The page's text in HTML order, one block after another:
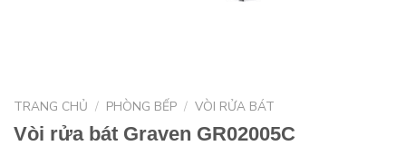
TRANG CHỦ / PHÒNG BẾP / VÒI RỬA BÁT
Vòi rửa bát Graven GR02005C